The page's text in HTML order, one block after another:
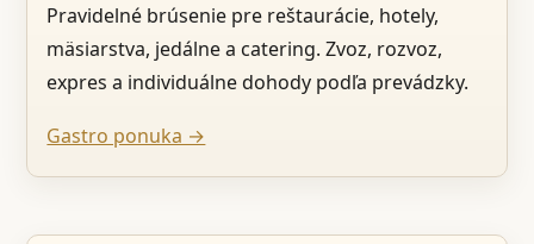
Pravidelné brúsenie pre reštaurácie, hotely,
mäsiarstva, jedálne a catering. Zvoz, rozvoz,
expres a individuálne dohody podľa prevádzky.
Gastro ponuka →